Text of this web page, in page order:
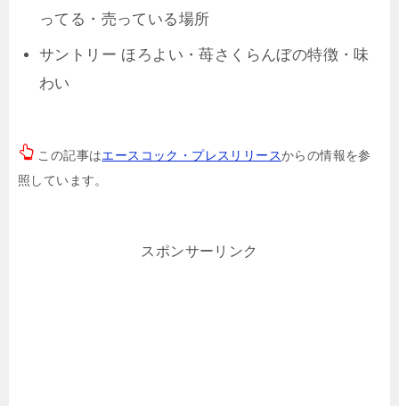
ってる・売っている場所
サントリー ほろよい・苺さくらんぼの特徴・味
わい
この記事はエースコック・プレスリリースからの情報を参
照しています。
スポンサーリンク